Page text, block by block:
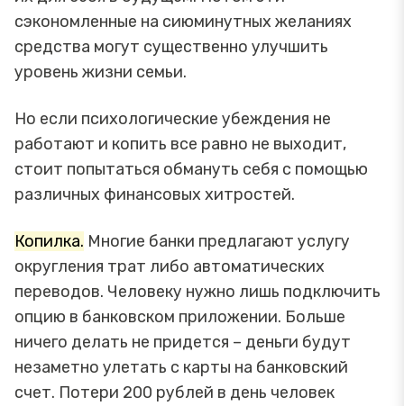
сэкономленные на сиюминутных желаниях
средства могут существенно улучшить
уровень жизни семьи.
Но если психологические убеждения не
работают и копить все равно не выходит,
стоит попытаться обмануть себя с помощью
различных финансовых хитростей.
Копилка. Многие банки предлагают услугу
округления трат либо автоматических
переводов. Человеку нужно лишь подключить
опцию в банковском приложении. Больше
ничего делать не придется – деньги будут
незаметно улетать с карты на банковский
счет. Потери 200 рублей в день человек